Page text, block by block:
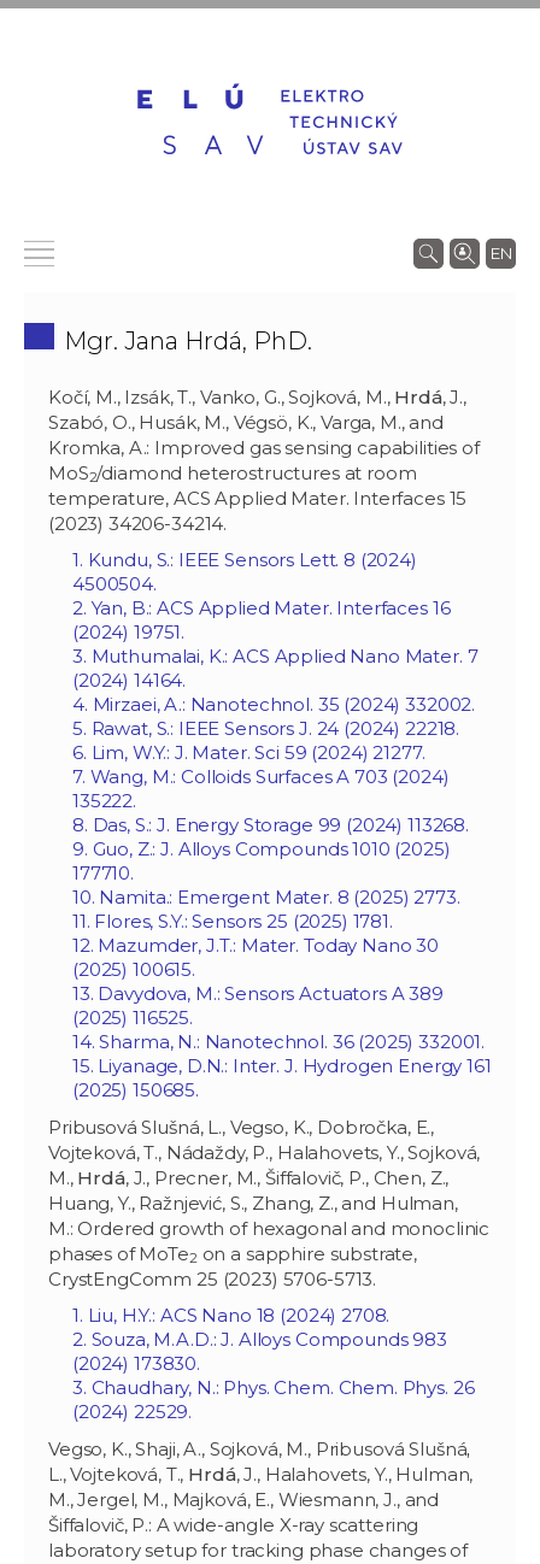
EN
Mgr. Jana Hrdá, PhD.
Kočí, M., Izsák, T., Vanko, G., Sojková, M., Hrdá, J.,
Szabó, O., Husák, M., Végsö, K., Varga, M., and
Kromka, A.: Improved gas sensing capabilities of
MoS2/diamond heterostructures at room
temperature, ACS Applied Mater. Interfaces 15
(2023) 34206-34214.
1. Kundu, S.: IEEE Sensors Lett. 8 (2024)
4500504.
2. Yan, B.: ACS Applied Mater. Interfaces 16
(2024) 19751.
3. Muthumalai, K.: ACS Applied Nano Mater. 7
(2024) 14164.
4. Mirzaei, A.: Nanotechnol. 35 (2024) 332002.
5. Rawat, S.: IEEE Sensors J. 24 (2024) 22218.
6. Lim, W.Y.: J. Mater. Sci 59 (2024) 21277.
7. Wang, M.: Colloids Surfaces A 703 (2024)
135222.
8. Das, S.: J. Energy Storage 99 (2024) 113268.
9. Guo, Z.: J. Alloys Compounds 1010 (2025)
177710.
10. Namita.: Emergent Mater. 8 (2025) 2773.
11. Flores, S.Y.: Sensors 25 (2025) 1781.
12. Mazumder, J.T.: Mater. Today Nano 30
(2025) 100615.
13. Davydova, M.: Sensors Actuators A 389
(2025) 116525.
14. Sharma, N.: Nanotechnol. 36 (2025) 332001.
15. Liyanage, D.N.: Inter. J. Hydrogen Energy 161
(2025) 150685.
Pribusová Slušná, L., Vegso, K., Dobročka, E.,
Vojteková, T., Nádaždy, P., Halahovets, Y., Sojková,
M., Hrdá, J., Precner, M., Šiffalovič, P., Chen, Z.,
Huang, Y., Ražnjević, S., Zhang, Z., and Hulman,
M.: Ordered growth of hexagonal and monoclinic
phases of MoTe2 on a sapphire substrate,
CrystEngComm 25 (2023) 5706-5713.
1. Liu, H.Y.: ACS Nano 18 (2024) 2708.
2. Souza, M.A.D.: J. Alloys Compounds 983
(2024) 173830.
3. Chaudhary, N.: Phys. Chem. Chem. Phys. 26
(2024) 22529.
Vegso, K., Shaji, A., Sojková, M., Pribusová Slušná,
L., Vojteková, T., Hrdá, J., Halahovets, Y., Hulman,
M., Jergel, M., Majková, E., Wiesmann, J., and
Šiffalovič, P.: A wide-angle X-ray scattering
laboratory setup for tracking phase changes of